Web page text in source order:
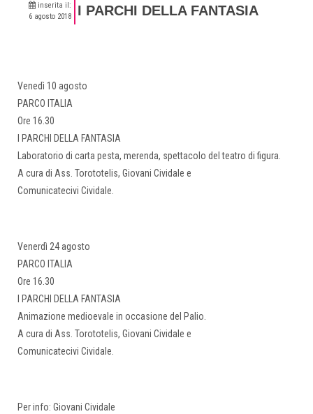
inserita il:
6 agosto 2018
I PARCHI DELLA FANTASIA
Venedì 10 agosto
PARCO ITALIA
Ore 16.30
I PARCHI DELLA FANTASIA
Laboratorio di carta pesta, merenda, spettacolo del teatro di figura.
A cura di Ass. Torototelis, Giovani Cividale e
Comunicatecivi Cividale.
Venerdì 24 agosto
PARCO ITALIA
Ore 16.30
I PARCHI DELLA FANTASIA
Animazione medioevale in occasione del Palio.
A cura di Ass. Torototelis, Giovani Cividale e
Comunicatecivi Cividale.
Per info: Giovani Cividale